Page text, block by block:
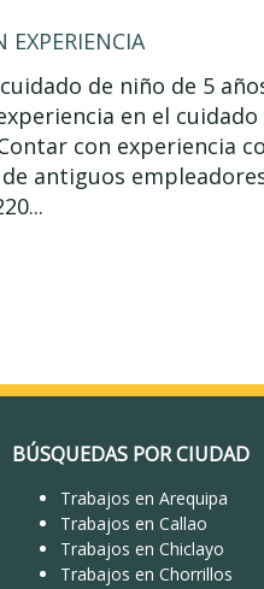
de niño de 5
en el
con experiencia
antiguos
BÚSQUEDAS POR CIUDAD
Trabajos en Arequipa
Trabajos en Callao
Trabajos en Chiclayo
Trabajos en Chorrillos